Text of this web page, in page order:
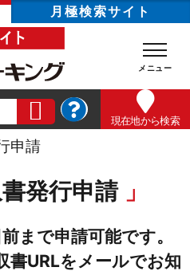
月極検索サイト
現在地から検索
申請
発行申請
まで申請可能です。
書URLをメールでお知